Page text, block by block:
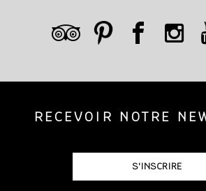
RECEVOIR NOTRE
S'INSCRIRE